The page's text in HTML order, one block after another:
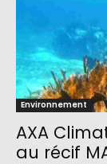
Environnement
AXA
au récif